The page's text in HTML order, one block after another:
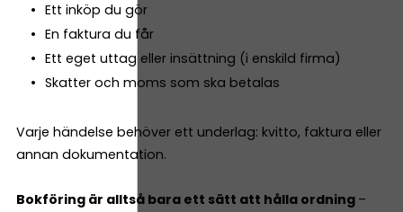
Ett inköp du gör
En faktura du får
Ett eget uttag eller insättning (i enskild firma)
Skatter och moms som ska betalas
Varje händelse behöver ett underlag: kvitto, faktura eller
annan dokumentation.
Bokföring är alltså bara ett sätt att hålla ordning –